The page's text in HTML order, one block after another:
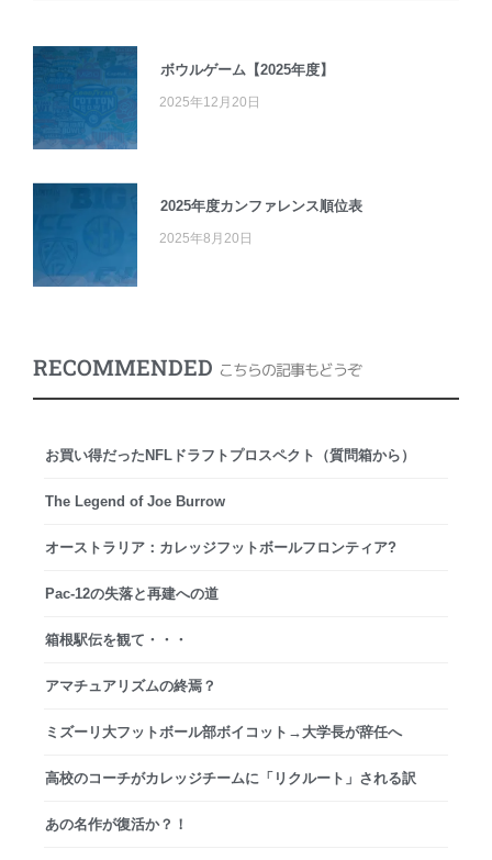
ボウルゲーム【2025年度】
2025年12月20日
2025年度カンファレンス順位表
2025年8月20日
RECOMMENDED こちらの記事もどうぞ
お買い得だったNFLドラフトプロスペクト（質問箱から）
The Legend of Joe Burrow
オーストラリア：カレッジフットボールフロンティア?
Pac-12の失落と再建への道
箱根駅伝を観て・・・
アマチュアリズムの終焉？
ミズーリ大フットボール部ボイコット→大学長が辞任へ
高校のコーチがカレッジチームに「リクルート」される訳
あの名作が復活か？！